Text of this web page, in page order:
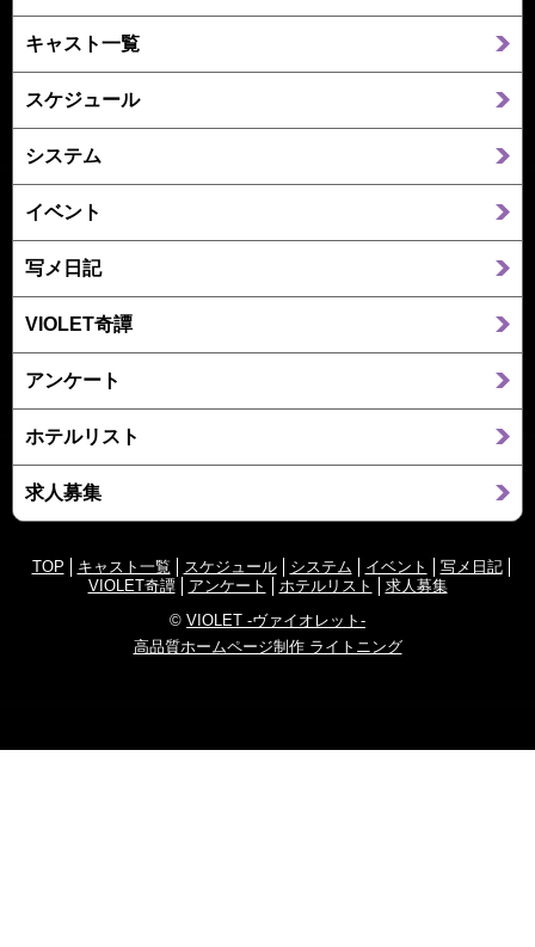
キャスト一覧
スケジュール
システム
イベント
写メ日記
VIOLET奇譚
アンケート
ホテルリスト
求人募集
TOP キャスト一覧 スケジュール システム イベント
写メ日記
VIOLET奇譚
アンケート ホテルリスト
求人募集
© VIOLET -ヴァイオレット-
高品質ホームページ制作 ライトニング